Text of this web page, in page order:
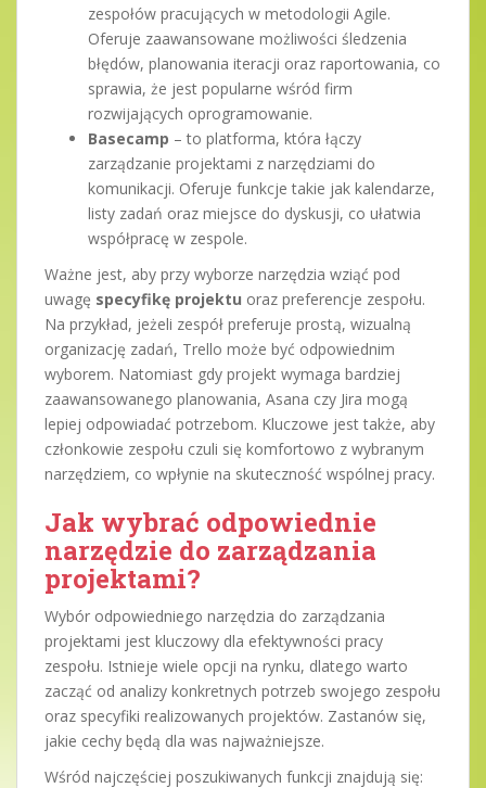
zespołów pracujących w metodologii Agile.
Oferuje zaawansowane możliwości śledzenia
błędów, planowania iteracji oraz raportowania, co
sprawia, że jest popularne wśród firm
rozwijających oprogramowanie.
Basecamp – to platforma, która łączy
zarządzanie projektami z narzędziami do
komunikacji. Oferuje funkcje takie jak kalendarze,
listy zadań oraz miejsce do dyskusji, co ułatwia
współpracę w zespole.
Ważne jest, aby przy wyborze narzędzia wziąć pod
uwagę specyfikę projektu oraz preferencje zespołu.
Na przykład, jeżeli zespół preferuje prostą, wizualną
organizację zadań, Trello może być odpowiednim
wyborem. Natomiast gdy projekt wymaga bardziej
zaawansowanego planowania, Asana czy Jira mogą
lepiej odpowiadać potrzebom. Kluczowe jest także, aby
członkowie zespołu czuli się komfortowo z wybranym
narzędziem, co wpłynie na skuteczność wspólnej pracy.
Jak wybrać odpowiednie
narzędzie do zarządzania
projektami?
Wybór odpowiedniego narzędzia do zarządzania
projektami jest kluczowy dla efektywności pracy
zespołu. Istnieje wiele opcji na rynku, dlatego warto
zacząć od analizy konkretnych potrzeb swojego zespołu
oraz specyfiki realizowanych projektów. Zastanów się,
jakie cechy będą dla was najważniejsze.
Wśród najczęściej poszukiwanych funkcji znajdują się: